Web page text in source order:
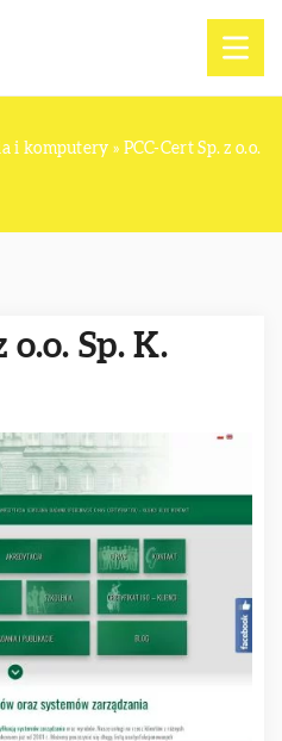
i komputery » PCC-Cert Sp. z o.o.
o.o. Sp. K.